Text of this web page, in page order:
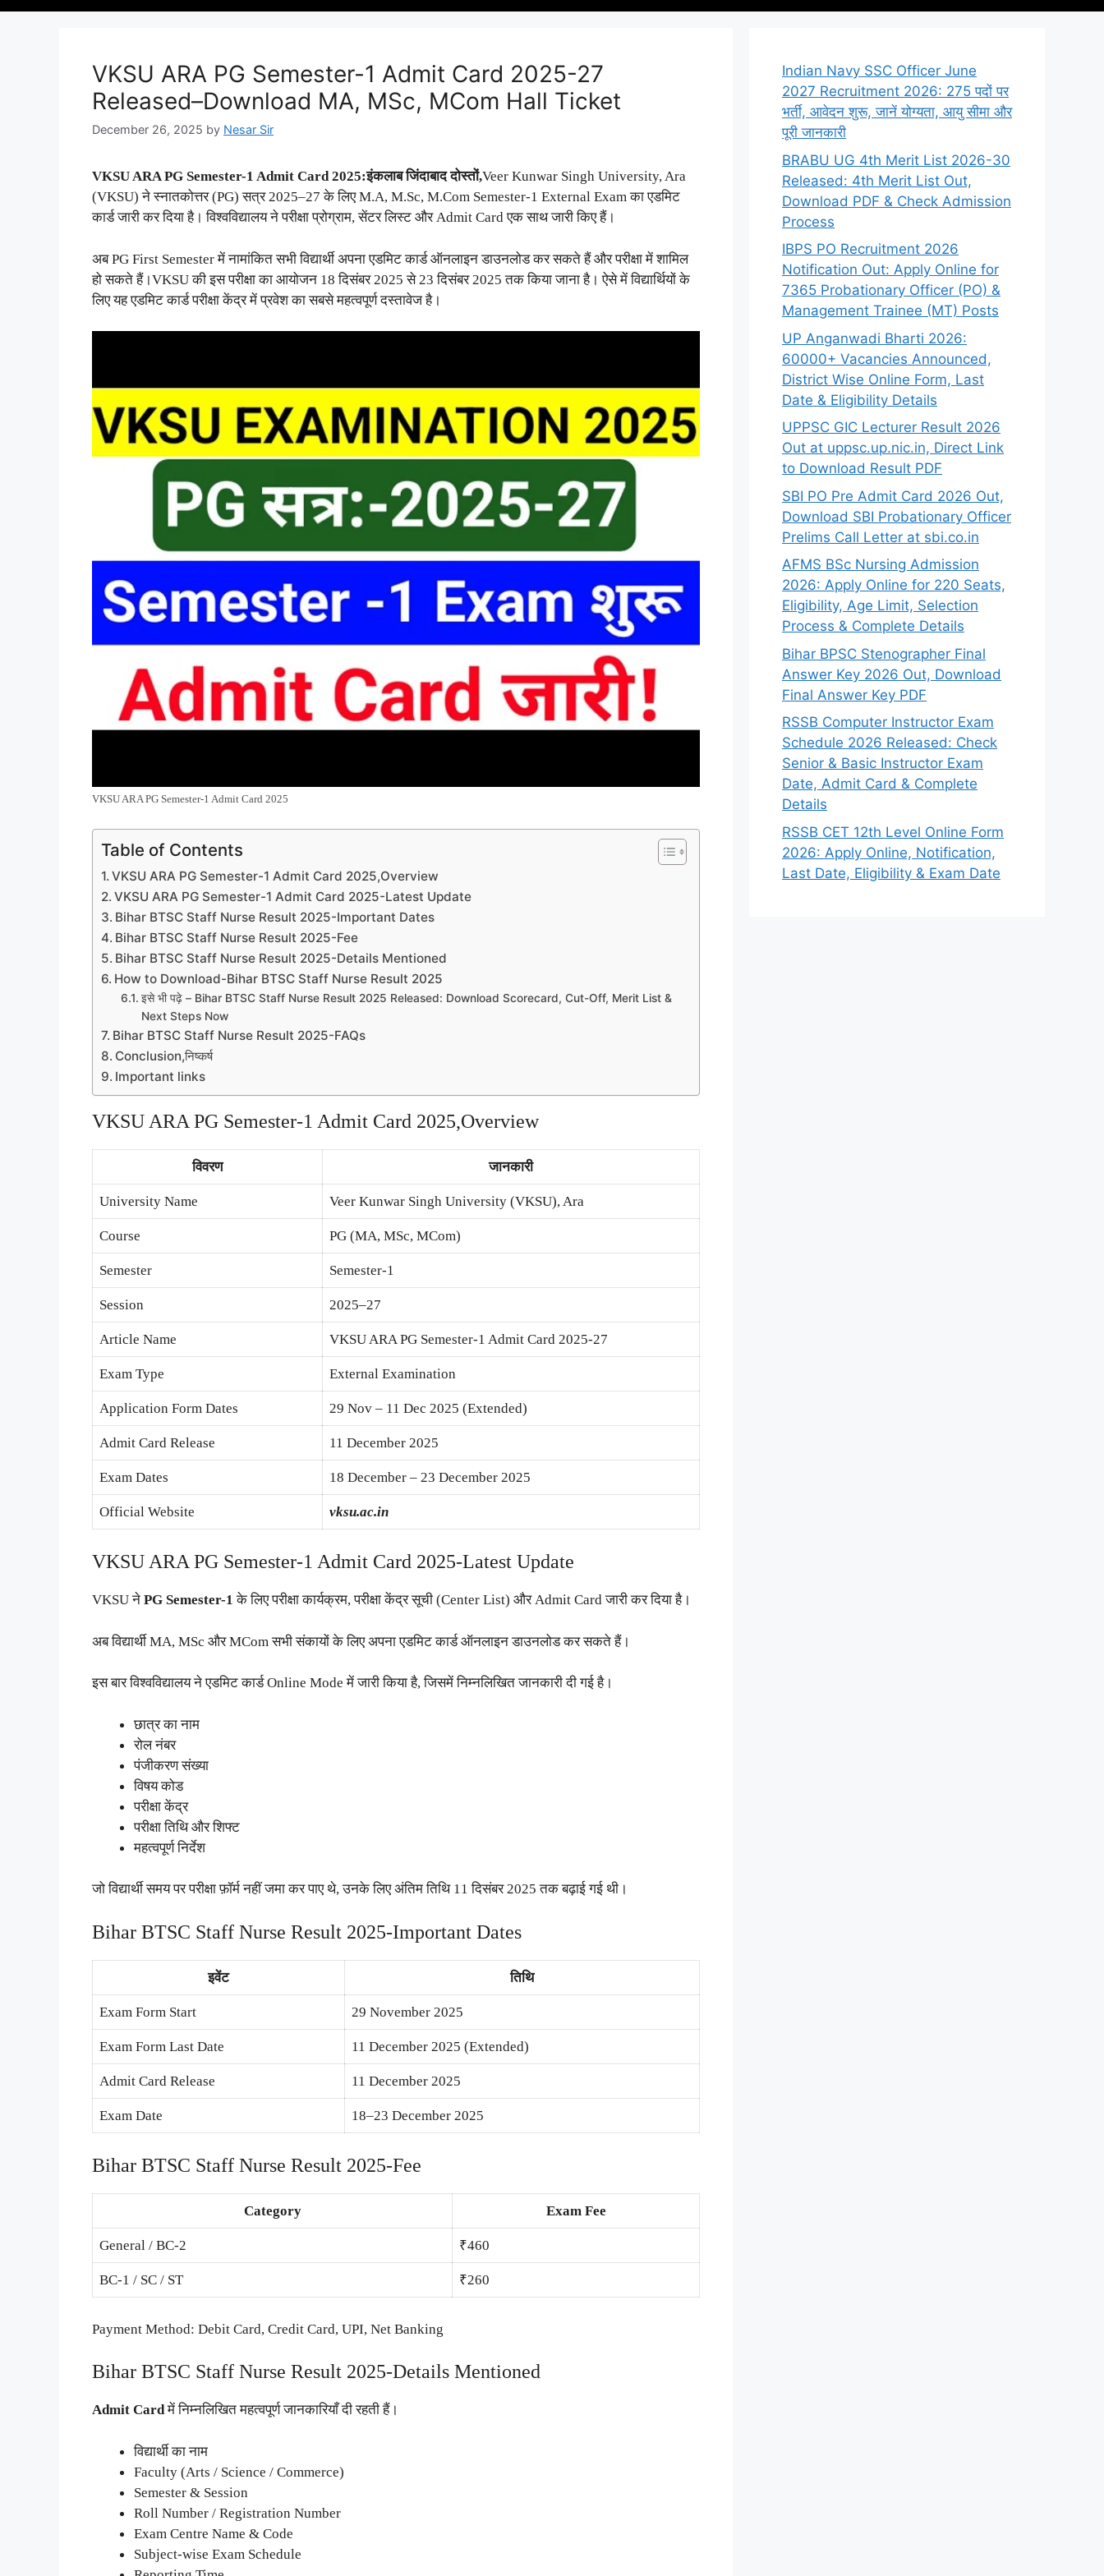
VKSU ARA PG Semester-1 Admit Card 2025-27
Released–Download MA, MSc, MCom Hall Ticket
December 26, 2025 by Nesar Sir
VKSU ARA PG Semester-1 Admit Card 2025:इंकलाब जिंदाबाद दोस्तों,Veer Kunwar Singh University, Ara
(VKSU) ने स्नातकोत्तर (PG) सत्र 2025–27 के लिए M.A, M.Sc, M.Com Semester-1 External Exam का एडमिट
कार्ड जारी कर दिया है। विश्वविद्यालय ने परीक्षा प्रोग्राम, सेंटर लिस्ट और Admit Card एक साथ जारी किए हैं।
अब PG First Semester में नामांकित सभी विद्यार्थी अपना एडमिट कार्ड ऑनलाइन डाउनलोड कर सकते हैं और परीक्षा में शामिल
हो सकते हैं।VKSU की इस परीक्षा का आयोजन 18 दिसंबर 2025 से 23 दिसंबर 2025 तक किया जाना है। ऐसे में विद्यार्थियों के
लिए यह एडमिट कार्ड परीक्षा केंद्र में प्रवेश का सबसे महत्वपूर्ण दस्तावेज है।
VKSU ARA PG Semester-1 Admit Card 2025
Table of Contents
VKSU ARA PG Semester-1 Admit Card 2025,Overview
VKSU ARA PG Semester-1 Admit Card 2025-Latest Update
Bihar BTSC Staff Nurse Result 2025-Important Dates
Bihar BTSC Staff Nurse Result 2025-Fee
Bihar BTSC Staff Nurse Result 2025-Details Mentioned
How to Download-Bihar BTSC Staff Nurse Result 2025
इसे भी पढ़े – Bihar BTSC Staff Nurse Result 2025 Released: Download Scorecard, Cut-Off, Merit List &
Next Steps Now
Bihar BTSC Staff Nurse Result 2025-FAQs
Conclusion,निष्कर्ष
Important links
VKSU ARA PG Semester-1 Admit Card 2025,Overview
विवरण जानकारी
University Name Veer Kunwar Singh University (VKSU), Ara
Course PG (MA, MSc, MCom)
Semester Semester-1
Session 2025–27
Article Name VKSU ARA PG Semester-1 Admit Card 2025-27
Exam Type External Examination
Application Form Dates 29 Nov – 11 Dec 2025 (Extended)
Admit Card Release 11 December 2025
Exam Dates 18 December – 23 December 2025
Official Website vksu.ac.in
VKSU ARA PG Semester-1 Admit Card 2025-Latest Update
VKSU ने PG Semester-1 के लिए परीक्षा कार्यक्रम, परीक्षा केंद्र सूची (Center List) और Admit Card जारी कर दिया है।
अब विद्यार्थी MA, MSc और MCom सभी संकायों के लिए अपना एडमिट कार्ड ऑनलाइन डाउनलोड कर सकते हैं।
इस बार विश्वविद्यालय ने एडमिट कार्ड Online Mode में जारी किया है, जिसमें निम्नलिखित जानकारी दी गई है।
छात्र का नाम
रोल नंबर
पंजीकरण संख्या
विषय कोड
परीक्षा केंद्र
परीक्षा तिथि और शिफ्ट
महत्वपूर्ण निर्देश
जो विद्यार्थी समय पर परीक्षा फ़ॉर्म नहीं जमा कर पाए थे, उनके लिए अंतिम तिथि 11 दिसंबर 2025 तक बढ़ाई गई थी।
Bihar BTSC Staff Nurse Result 2025-Important Dates
इवेंट तिथि
Exam Form Start 29 November 2025
Exam Form Last Date 11 December 2025 (Extended)
Admit Card Release 11 December 2025
Exam Date 18–23 December 2025
Bihar BTSC Staff Nurse Result 2025-Fee
Category Exam Fee
General / BC-2 ₹460
BC-1 / SC / ST ₹260
Payment Method: Debit Card, Credit Card, UPI, Net Banking
Bihar BTSC Staff Nurse Result 2025-Details Mentioned
Admit Cardमें निम्नलिखित महत्वपूर्ण जानकारियाँ दी रहती हैं।
विद्यार्थी का नाम
Faculty (Arts / Science / Commerce)
Semester & Session
Roll Number / Registration Number
Exam Centre Name & Code
Subject-wise Exam Schedule
Indian Navy SSC Officer June
2027 Recruitment 2026: 275 पदों पर
भर्ती, आवेदन शुरू, जानें योग्यता, आयु सीमा और
पूरी जानकारी
BRABU UG 4th Merit List 2026-30
Released: 4th Merit List Out,
Download PDF & Check Admission
Process
IBPS PO Recruitment 2026
Notification Out: Apply Online for
7365 Probationary Officer (PO) &
Management Trainee (MT) Posts
UP Anganwadi Bharti 2026:
60000+ Vacancies Announced,
District Wise Online Form, Last
Date & Eligibility Details
UPPSC GIC Lecturer Result 2026
Out at uppsc.up.nic.in, Direct Link
to Download Result PDF
SBI PO Pre Admit Card 2026 Out,
Download SBI Probationary Officer
Prelims Call Letter at sbi.co.in
AFMS BSc Nursing Admission
2026: Apply Online for 220 Seats,
Eligibility, Age Limit, Selection
Process & Complete Details
Bihar BPSC Stenographer Final
Answer Key 2026 Out, Download
Final Answer Key PDF
RSSB Computer Instructor Exam
Schedule 2026 Released: Check
Senior & Basic Instructor Exam
Date, Admit Card & Complete
Details
RSSB CET 12th Level Online Form
2026: Apply Online, Notification,
Last Date, Eligibility & Exam Date